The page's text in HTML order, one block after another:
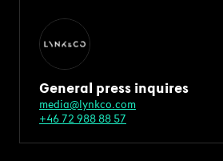
General press inquires
media@lynkco.com
+46 72 988 88 57